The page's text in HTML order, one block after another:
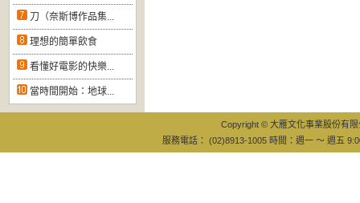
刀（奈斯博作品集...
理想的簡單飲食
看懂好電影的快樂...
當時間開始：地球...
Copyright © 大雁文化事業股份有
服務電話： (02)8913-1005 時間：週一 ～ 週五